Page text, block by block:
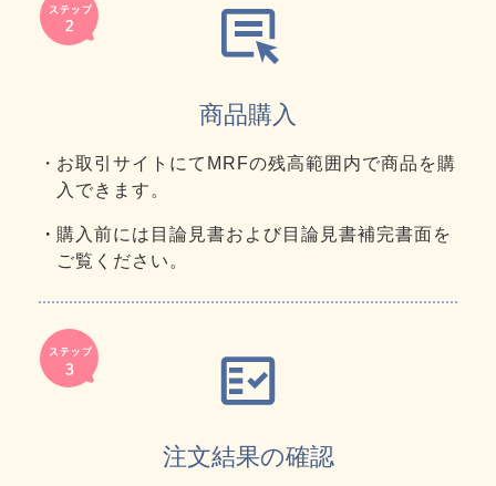
商品購入
お取引サイトにてMRFの残高範囲内で商品を購
入できます。
購入前には目論見書および目論見書補完書面を
ご覧ください。
注文結果の確認